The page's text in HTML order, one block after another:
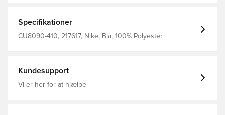
Specifikationer
CU8090-410, 217617, Nike, Blå, 100% Polyester
Kundesupport
Vi er her for at hjælpe